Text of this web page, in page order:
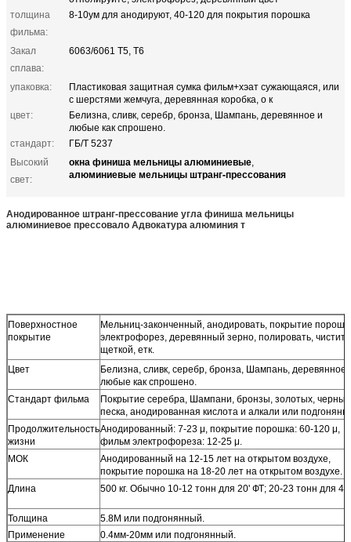
толщина
фильма:
8-10ум для анодируют, 40-120 для покрытия порошка
Закал
сплава:
6063/6061 Т5, Т6
упаковка:
Пластиковая защитная сумка фильм+хэат сужающаяся, или
с шерстями жемчуга, деревянная коробка, о к
цвет:
Белизна, сливк, серебр, бронза, Шампань, деревянное и
любые как спрошено.
стандарт:
ГБ/Т 5237
Высокий
свет:
окна финиша мельницы алюминиевые,
алюминиевые мельницы штранг-прессования
Анодированное штранг-прессование угла финиша мельницы
алюминиевое прессовало Адвокатура алюминия т
Поверхностное
покрытие
Мельниц-законченный, анодировать, покрытие
электрофорез, деревянный зерно, полировать, чистить
щеткой, етк.
Цвет
Белизна, сливк, серебр, бронза, Шампань, деревянное
любые как спрошено.
Стандарт фильма
Покрытие серебра, Шампани, бронзы, золотых,
песка, анодированная кислота и алкали или
Продолжительность
жизни
Анодированный: 7-23 μ, покрытие порошка: 60-120 μ,
фильм электрофореза: 12-25 μ.
МОК
Анодированный на 12-15 лет на открытом воздухе,
покрытие порошка на 18-20 лет на открытом воздухе.
Длина
500 кг. Обычно 10-12 тонн для 20' ФТ; 20-23 тонн для
Толщина
5.8М или подгонянный.
Применение
0.4мм-20мм или подгонянный.